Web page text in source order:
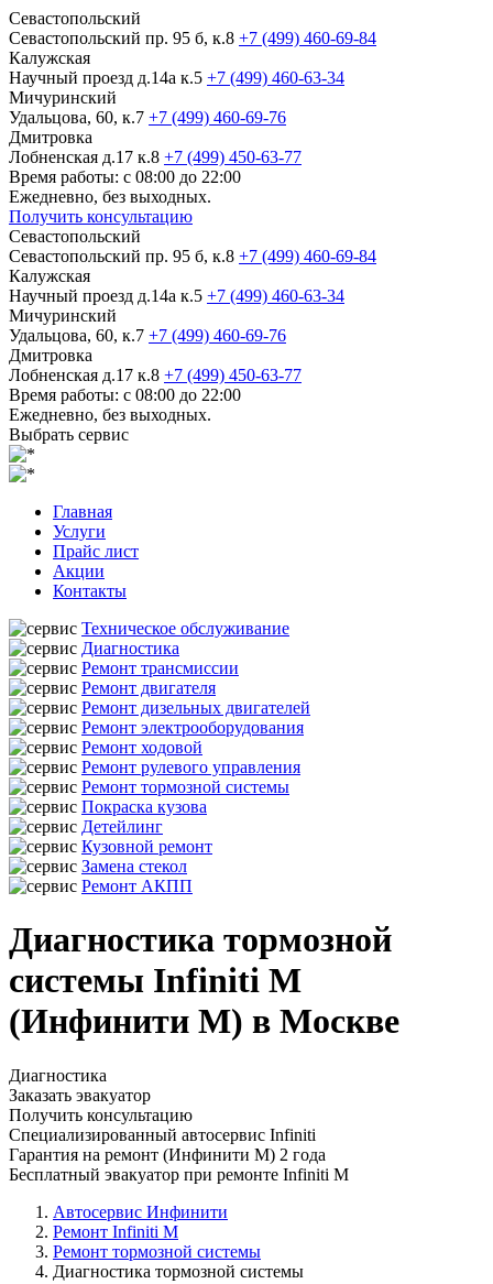
Севастопольский
Севастопольский пр. 95 б, к.8 +7 (499) 460-69-84
Калужская
Научный проезд д.14а к.5 +7 (499) 460-63-34
Мичуринский
Удальцова, 60, к.7 +7 (499) 460-69-76
Дмитровка
Лобненская д.17 к.8 +7 (499) 450-63-77
Время работы: с 08:00 до 22:00
Ежедневно, без выходных.
Получить консультацию
Севастопольский
Севастопольский пр. 95 б, к.8 +7 (499) 460-69-84
Калужская
Научный проезд д.14а к.5 +7 (499) 460-63-34
Мичуринский
Удальцова, 60, к.7 +7 (499) 460-69-76
Дмитровка
Лобненская д.17 к.8 +7 (499) 450-63-77
Время работы: с 08:00 до 22:00
Ежедневно, без выходных.
Выбрать сервис
Главная
Услуги
Прайс лист
Акции
Контакты
Техническое обслуживание
Диагностика
Ремонт трансмиссии
Ремонт двигателя
Ремонт дизельных двигателей
Ремонт электрооборудования
Ремонт ходовой
Ремонт рулевого управления
Ремонт тормозной системы
Покраска кузова
Детейлинг
Кузовной ремонт
Замена стекол
Ремонт АКПП
Диагностика тормозной
системы Infiniti M
(Инфинити М) в Москве
Диагностика
Заказать эвакуатор
Получить консультацию
Специализированный автосервис Infiniti
Гарантия на ремонт (Инфинити М) 2 года
Бесплатный эвакуатор при ремонте Infiniti M
Автосервис Инфинити
Ремонт Infiniti M
Ремонт тормозной системы
Диагностика тормозной системы